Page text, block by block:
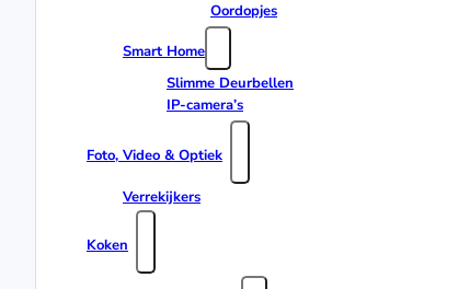
Oordopjes
Smart Home
Slimme Deurbellen
IP-camera’s
Foto, Video & Optiek
Verrekijkers
Koken